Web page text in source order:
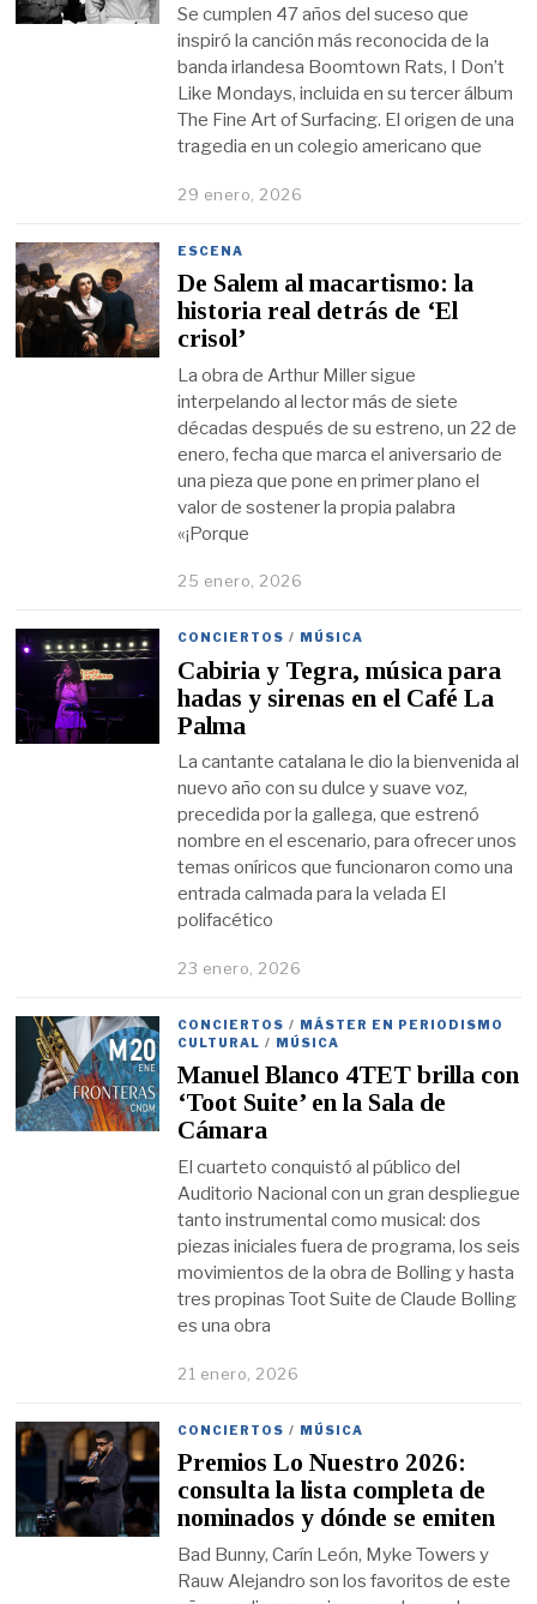
Se cumplen 47 años del suceso que
inspiró la canción más reconocida de la
banda irlandesa Boomtown Rats, I Don’t
Like Mondays, incluida en su tercer álbum
The Fine Art of Surfacing. El origen de una
tragedia en un colegio americano que
29 enero, 2026
ESCENA
De Salem al macartismo: la
historia real detrás de ‘El
crisol’
La obra de Arthur Miller sigue
interpelando al lector más de siete
décadas después de su estreno, un 22 de
enero, fecha que marca el aniversario de
una pieza que pone en primer plano el
valor de sostener la propia palabra
«¡Porque
25 enero, 2026
CONCIERTOS / MÚSICA
Cabiria y Tegra, música para
hadas y sirenas en el Café La
Palma
La cantante catalana le dio la bienvenida al
nuevo año con su dulce y suave voz,
precedida por la gallega, que estrenó
nombre en el escenario, para ofrecer unos
temas oníricos que funcionaron como una
entrada calmada para la velada El
polifacético
23 enero, 2026
CONCIERTOS / MÁSTER EN PERIODISMO
CULTURAL / MÚSICA
Manuel Blanco 4TET brilla con
‘Toot Suite’ en la Sala de
Cámara
El cuarteto conquistó al público del
Auditorio Nacional con un gran despliegue
tanto instrumental como musical: dos
piezas iniciales fuera de programa, los seis
movimientos de la obra de Bolling y hasta
tres propinas Toot Suite de Claude Bolling
es una obra
21 enero, 2026
CONCIERTOS / MÚSICA
Premios Lo Nuestro 2026:
consulta la lista completa de
nominados y dónde se emiten
Bad Bunny, Carín León, Myke Towers y
Rauw Alejandro son los favoritos de este